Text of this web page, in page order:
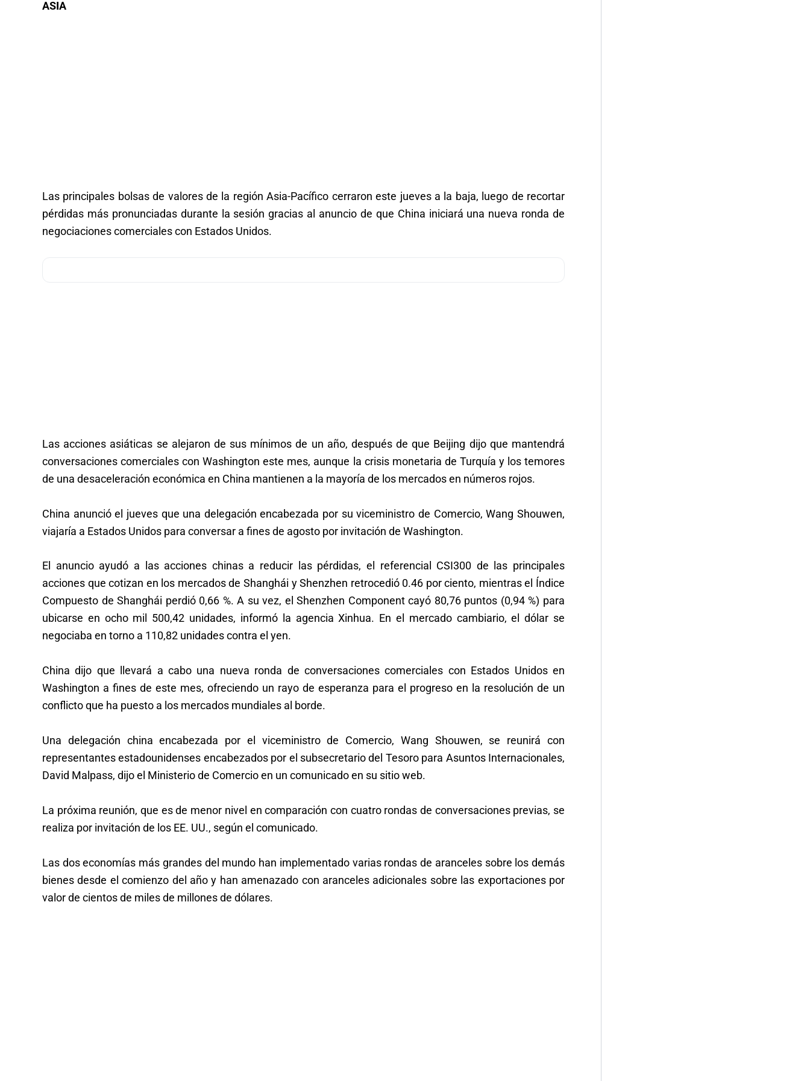
ASIA
Las principales bolsas de valores de la región Asia-Pacífico cerraron este jueves a la baja, luego de recortar
pérdidas más pronunciadas durante la sesión gracias al anuncio de que China iniciará una nueva ronda de
negociaciones comerciales con Estados Unidos.
Las acciones asiáticas se alejaron de sus mínimos de un año, después de que Beijing dijo que mantendrá
conversaciones comerciales con Washington este mes, aunque la crisis monetaria de Turquía y los temores
de una desaceleración económica en China mantienen a la mayoría de los mercados en números rojos.
China anunció el jueves que una delegación encabezada por su viceministro de Comercio, Wang Shouwen,
viajaría a Estados Unidos para conversar a fines de agosto por invitación de Washington.
El anuncio ayudó a las acciones chinas a reducir las pérdidas, el referencial CSI300 de las principales
acciones que cotizan en los mercados de Shanghái y Shenzhen retrocedió 0.46 por ciento, mientras el Índice
Compuesto de Shanghái perdió 0,66 %. A su vez, el Shenzhen Component cayó 80,76 puntos (0,94 %) para
ubicarse en ocho mil 500,42 unidades, informó la agencia Xinhua. En el mercado cambiario, el dólar se
negociaba en torno a 110,82 unidades contra el yen.
China dijo que llevará a cabo una nueva ronda de conversaciones comerciales con Estados Unidos en
Washington a fines de este mes, ofreciendo un rayo de esperanza para el progreso en la resolución de un
conflicto que ha puesto a los mercados mundiales al borde.
Una delegación china encabezada por el viceministro de Comercio, Wang Shouwen, se reunirá con
representantes estadounidenses encabezados por el subsecretario del Tesoro para Asuntos Internacionales,
David Malpass, dijo el Ministerio de Comercio en un comunicado en su sitio web.
La próxima reunión, que es de menor nivel en comparación con cuatro rondas de conversaciones previas, se
realiza por invitación de los EE. UU., según el comunicado.
Las dos economías más grandes del mundo han implementado varias rondas de aranceles sobre los demás
bienes desde el comienzo del año y han amenazado con aranceles adicionales sobre las exportaciones por
valor de cientos de miles de millones de dólares.